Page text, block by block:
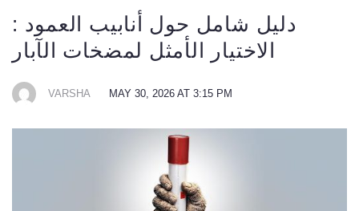
دليل شامل حول أنابيب العمود :
الاختيار الأمثل لمضخات الآبار
VARSHA MAY 30, 2026 AT 3:15 PM